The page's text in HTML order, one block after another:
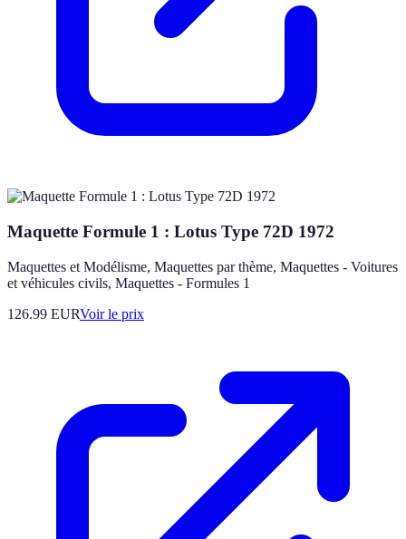
Maquette Formule 1 : Lotus Type 72D 1972
Maquettes et Modélisme, Maquettes par thème, Maquettes - Voitures
et véhicules civils, Maquettes - Formules 1
126.99 EURVoir le prix